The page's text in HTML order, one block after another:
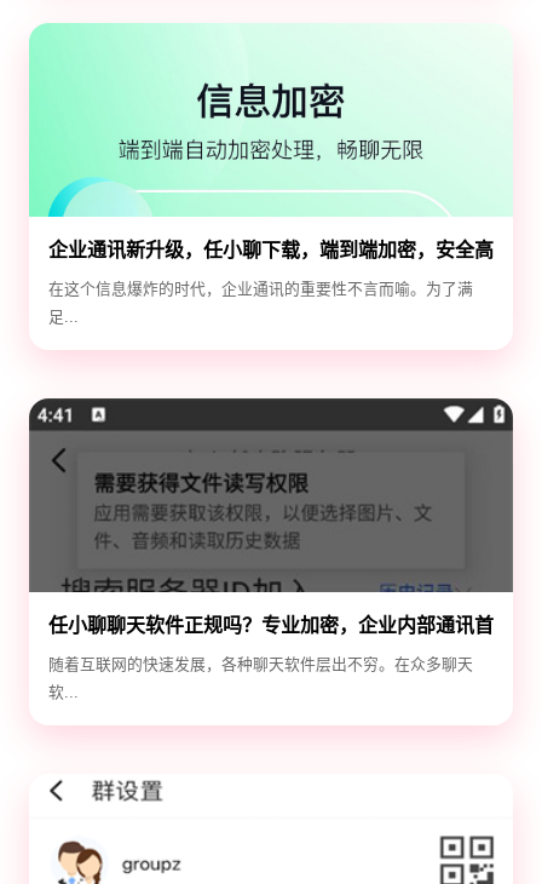
企业通讯新升级，任小聊下载，端到端加密，安全高
效！
在这个信息爆炸的时代，企业通讯的重要性不言而喻。为了满
足...
任小聊聊天软件正规吗？专业加密，企业内部通讯首
选！
随着互联网的快速发展，各种聊天软件层出不穷。在众多聊天
软...